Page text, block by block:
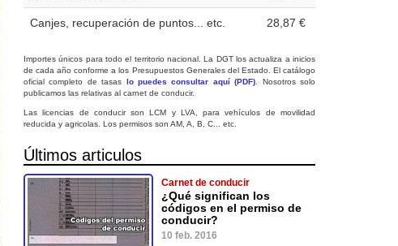
Canjes, recuperación de puntos... etc. 28,87 €
Importes únicos para todo el territorio nacional. La DGT los actualiza a inicios
de cada año conforme a los Presupuestos Generales del Estado. El catálogo
oficial completo de tasas lo puedes consultar aquí (PDF) . Nosotros solo
publicamos las relativas al carnet de conducir.
Las licencias de conducir son LCM y LVA, para vehículos de movilidad
reducida y agricolas. Los permisos son AM, A, B, C... etc.
Últimos articulos
Carnet de conducir
¿Qué significan los
códigos en el permiso de
conducir?
10 feb. 2016